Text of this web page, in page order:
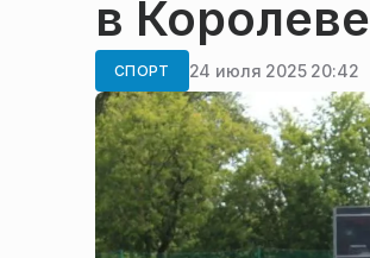
в Королеве
СПОРТ 24 июля 2025 20:42